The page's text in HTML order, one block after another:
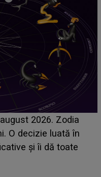
ASCUNS până
din Casa Iubirii
despre mama
te iubesc pentru